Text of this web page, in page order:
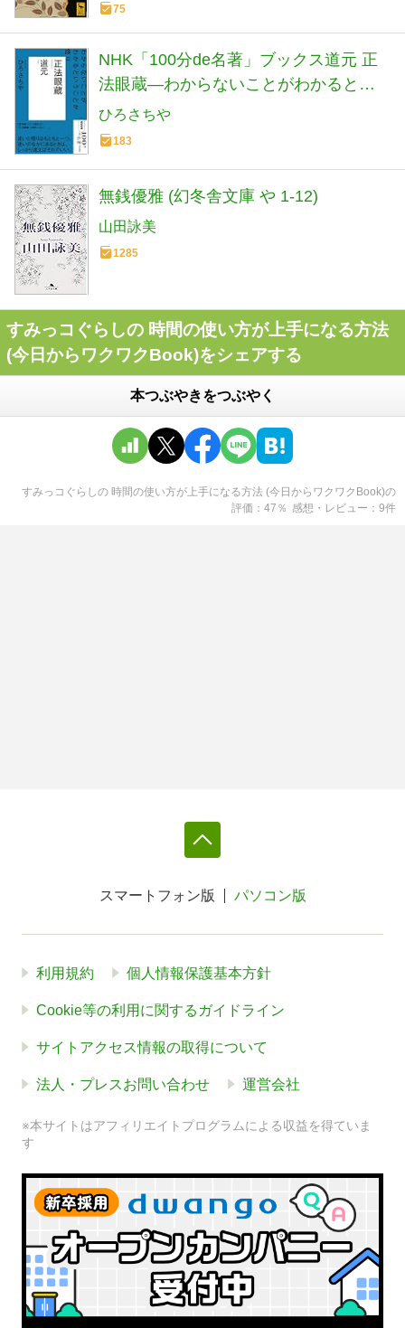
75
NHK「100分de名著」ブックス道元 正
法眼蔵―わからないことがわかるとい
うことが悟り
ひろさちや
183
無銭優雅 (幻冬舎文庫 や 1-12)
山田詠美
1285
すみっコぐらしの 時間の使い方が上手になる方法
(今日からワクワクBook)をシェアする
本つぶやきをつぶやく
すみっコぐらしの 時間の使い方が上手になる方法 (今日からワクワクBook)の
評価
47 ％ 感想・レビュー 9件
スマートフォン版 パソコン版
利用規約 個人情報保護基本方針
Cookie等の利用に関するガイドライン
サイトアクセス情報の取得について
法人・プレスお問い合わせ 運営会社
※本サイトはアフィリエイトプログラムによる収益を得ていま
す